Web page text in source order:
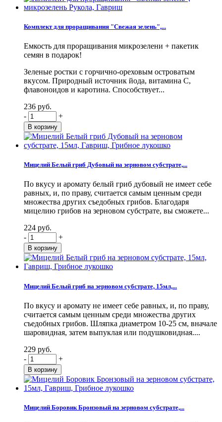
Комплект для проращивания "Свежая зелень",...
Емкость для проращивания микрозелени + пакетик
семян в подарок!
Зеленые ростки с горчично-ореховым островатым
вкусом. Природный источник йода, витамина С,
флавоноидов и каротина. Способствует...
236 руб.
-
+
Мицелий Белый гриб Дубовый на зерновом субстрате,...
По вкусу и аромату белый гриб дубовый не имеет себе
равных, и, по праву, считается самым ценным среди
множества других съедобных грибов. Благодаря
мицелию грибов на зерновом субстрате, вы сможете...
224 руб.
-
+
Мицелий Белый гриб на зерновом субстрате, 15мл,...
По вкусу и аромату не имеет себе равных, и, по праву,
считается самым ценным среди множества других
съедобных грибов. Шляпка диаметром 10-25 см, вначале
шаровидная, затем выпуклая или подушковидная....
229 руб.
-
+
Мицелий Боровик Бронзовый на зерновом субстрате,...